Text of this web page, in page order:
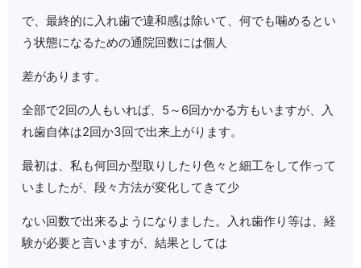
で、最終的に入れ歯で違和感は除いて、何でも噛めるとい
う状態になるための通院回数には個人
差があります。
全部で2回の人もいれば、5～6回かかる方もいますが、入
れ歯自体は2回か3回で出来上がります。
最初は、私も何回か型取りしたり色々と細工をして作って
いましたが、段々方法が変化してきて少
ない回数で出来るようになりました。入れ歯作り等は、経
験が必要と言いますが、結果としては